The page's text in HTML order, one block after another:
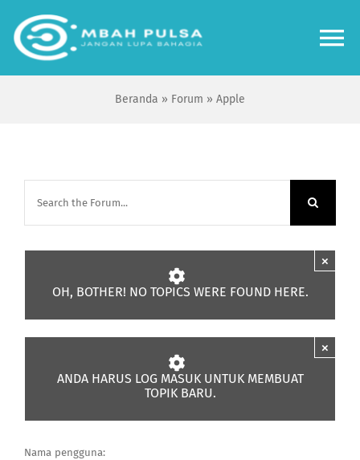
content
Review
GABUNG
Search
Beranda » Forum » Apple
×
OH, BOTHER! NO TOPICS WERE FOUND HERE.
×
ANDA HARUS LOG MASUK UNTUK MEMBUAT
TOPIK BARU.
Nama pengguna: